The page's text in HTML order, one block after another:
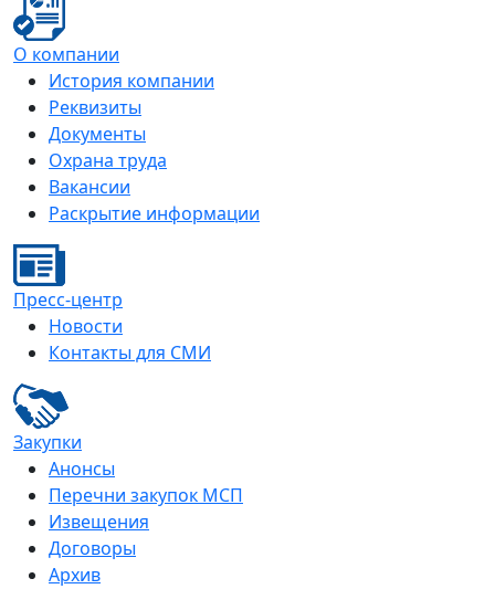
О компании
История компании
Реквизиты
Документы
Охрана труда
Вакансии
Раскрытие информации
Пресс-центр
Новости
Контакты для СМИ
Закупки
Анонсы
Перечни закупок МСП
Извещения
Договоры
Архив